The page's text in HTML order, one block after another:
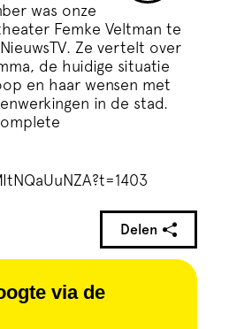
via de
was onze
Femke Veltman te
Ze vertelt over
de huidige situatie
en haar wensen met
in de stad.
Delen